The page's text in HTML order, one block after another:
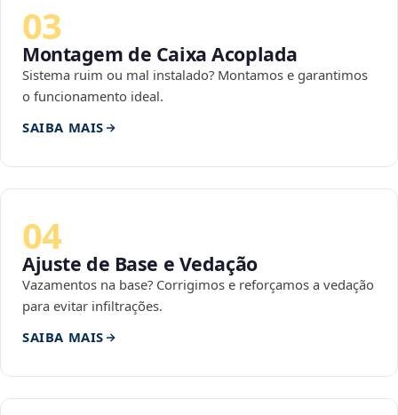
03
Montagem de Caixa Acoplada
Sistema ruim ou mal instalado? Montamos e garantimos
o funcionamento ideal.
SAIBA MAIS
04
Ajuste de Base e Vedação
Vazamentos na base? Corrigimos e reforçamos a vedação
para evitar infiltrações.
SAIBA MAIS